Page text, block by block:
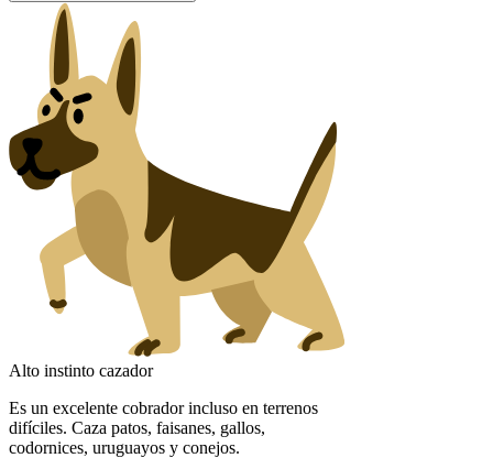
Alto instinto cazador
Es un excelente cobrador incluso en terrenos
difíciles. Caza patos, faisanes, gallos,
codornices, uruguayos y conejos.